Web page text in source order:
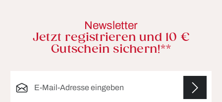
Newsletter
Jetzt registrieren und 10 €
Gutschein sichern!**